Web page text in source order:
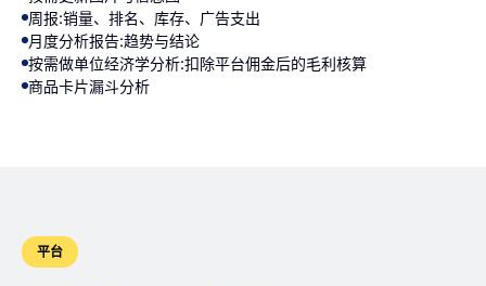
周报:销量、排名、库存、广告支出
月度分析报告:趋势与结论
按需做单位经济学分析:扣除平台佣金后的毛利核算
商品卡片漏斗分析
平台